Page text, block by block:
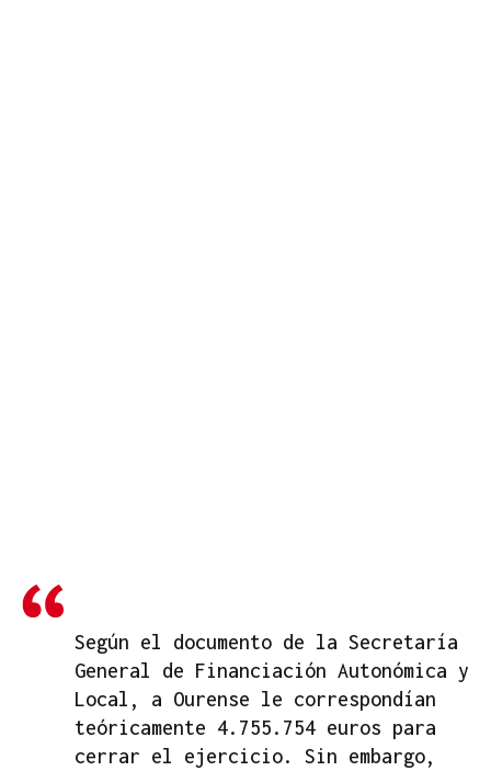
Según el documento de la Secretaría
General de Financiación Autonómica y
Local, a Ourense le correspondían
teóricamente 4.755.754 euros para
cerrar el ejercicio. Sin embargo,